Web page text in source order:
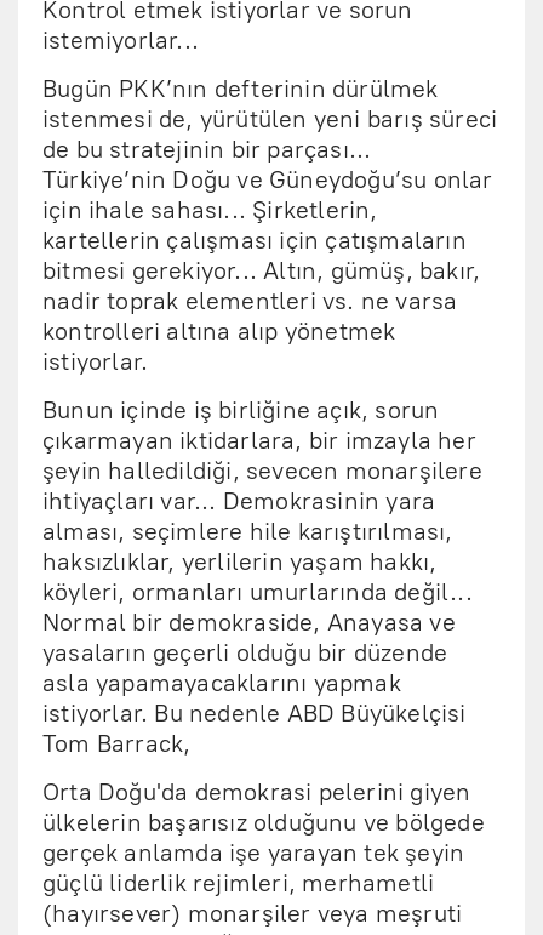
Kontrol etmek istiyorlar ve sorun
istemiyorlar...
Bugün PKK’nın defterinin dürülmek
istenmesi de, yürütülen yeni barış süreci
de bu stratejinin bir parçası...
Türkiye’nin Doğu ve Güneydoğu’su onlar
için ihale sahası... Şirketlerin,
kartellerin çalışması için çatışmaların
bitmesi gerekiyor... Altın, gümüş, bakır,
nadir toprak elementleri vs. ne varsa
kontrolleri altına alıp yönetmek
istiyorlar.
Bunun içinde iş birliğine açık, sorun
çıkarmayan iktidarlara, bir imzayla her
şeyin halledildiği, sevecen monarşilere
ihtiyaçları var... Demokrasinin yara
alması, seçimlere hile karıştırılması,
haksızlıklar, yerlilerin yaşam hakkı,
köyleri, ormanları umurlarında değil...
Normal bir demokraside, Anayasa ve
yasaların geçerli olduğu bir düzende
asla yapamayacaklarını yapmak
istiyorlar. Bu nedenle ABD Büyükelçisi
Tom Barrack,
Orta Doğu'da demokrasi pelerini giyen
ülkelerin başarısız olduğunu ve bölgede
gerçek anlamda işe yarayan tek şeyin
güçlü liderlik rejimleri, merhametli
(hayırsever) monarşiler veya meşruti